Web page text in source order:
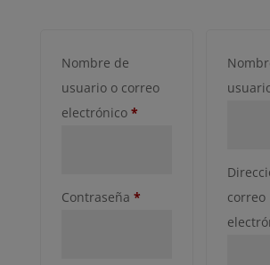
Nombre de
usuario o correo
electrónico *Obligatorio
Contraseña *Obligatorio
correo